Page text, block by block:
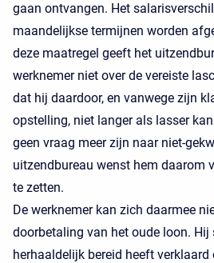
gaan ontvangen. Het
maandelijkse termijnen worden
deze maatregel geeft het
werknemer niet over de vereiste
dat hij daardoor, en vanwege zijn
opstelling, niet langer als lasser
geen vraag meer zijn naar niet-
uitzendbureau wenst hem daarom
te zetten.
De werknemer kan zich daarmee
doorbetaling van het oude loon.
herhaaldelijk bereid heeft verklaard